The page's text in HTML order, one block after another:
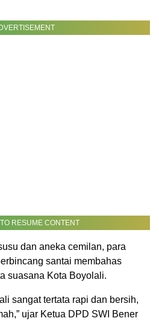
RESUME CONTENT
dan aneka cemilan, para
santai membahas
suasana Kota Boyolali.
sangat tertata rapi dan bersih,
ujar Ketua DPD SWI Bener